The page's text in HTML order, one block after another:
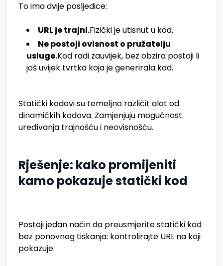
To ima dvije posljedice:
URL je trajni.Fizički je utisnut u kod.
Ne postoji ovisnost o pružatelju
usluge.Kod radi zauvijek, bez obzira postoji li
još uvijek tvrtka koja je generirala kod.
Statički kodovi su temeljno različit alat od
dinamičkih kodova. Zamjenjuju mogućnost
uređivanja trajnošću i neovisnošću.
Rješenje: kako promijeniti
kamo pokazuje statički kod
Postoji jedan način da preusmjerite statički kod
bez ponovnog tiskanja: kontrolirajte URL na koji
pokazuje.